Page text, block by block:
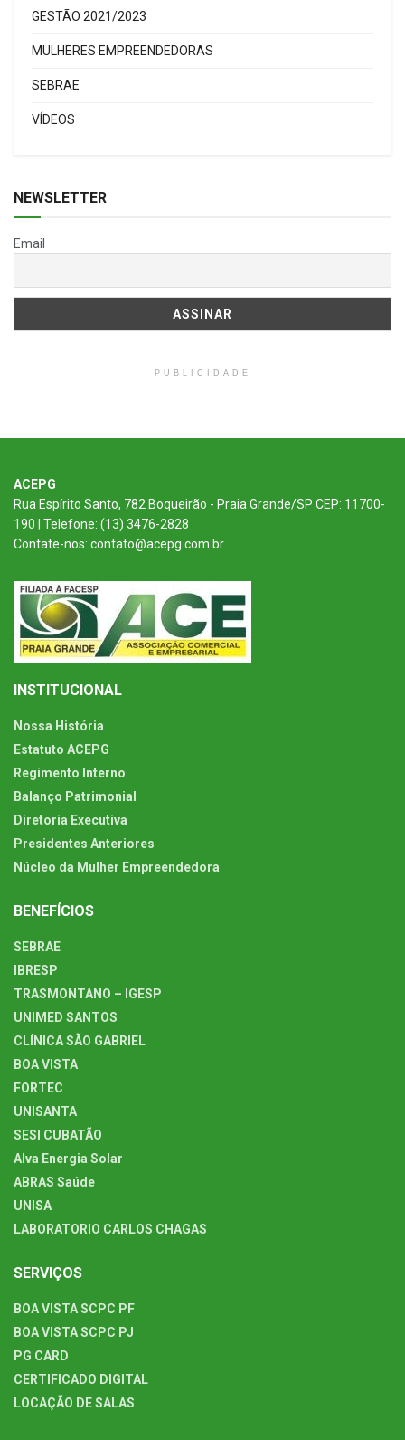
GESTÃO 2021/2023
MULHERES EMPREENDEDORAS
SEBRAE
VÍDEOS
NEWSLETTER
Email
PUBLICIDADE
ACEPG
Rua Espírito Santo, 782 Boqueirão - Praia Grande/SP CEP: 11700-
190 | Telefone: (13) 3476-2828
Contate-nos: contato@acepg.com.br
INSTITUCIONAL
Nossa História
Estatuto ACEPG
Regimento Interno
Balanço Patrimonial
Diretoria Executiva
Presidentes Anteriores
Núcleo da Mulher Empreendedora
BENEFÍCIOS
SEBRAE
IBRESP
TRASMONTANO – IGESP
UNIMED SANTOS
CLÍNICA SÃO GABRIEL
BOA VISTA
FORTEC
UNISANTA
SESI CUBATÃO
Alva Energia Solar
ABRAS Saúde
UNISA
LABORATORIO CARLOS CHAGAS
SERVIÇOS
BOA VISTA SCPC PF
BOA VISTA SCPC PJ
PG CARD
CERTIFICADO DIGITAL
LOCAÇÃO DE SALAS